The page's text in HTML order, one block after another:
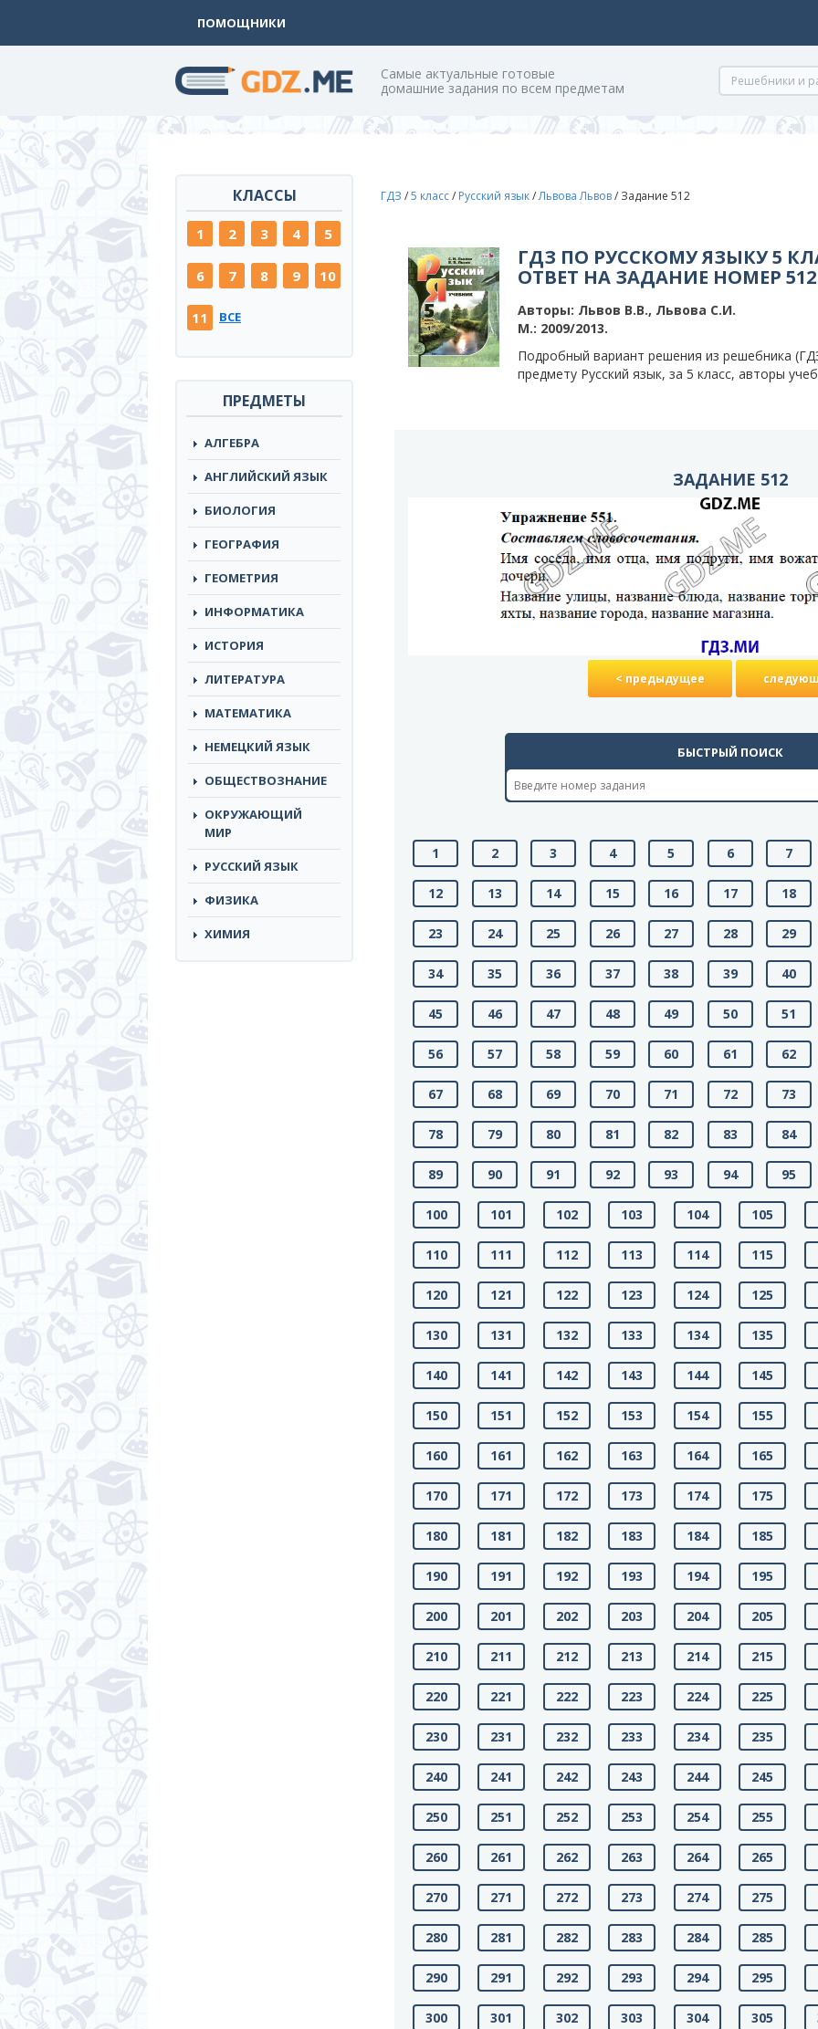
ПОМОЩНИКИ
Cамые актуальные готовые
домашние задания по всем предметам
КЛАССЫ
1 2 3 4 5
6 7 8 9 10
11 ВСЕ
ПРЕДМЕТЫ
АЛГЕБРА
АНГЛИЙСКИЙ ЯЗЫК
БИОЛОГИЯ
ГЕОГРАФИЯ
ГЕОМЕТРИЯ
ИНФОРМАТИКА
ИСТОРИЯ
ЛИТЕРАТУРА
МАТЕМАТИКА
НЕМЕЦКИЙ ЯЗЫК
ОБЩЕСТВОЗНАНИЕ
ОКРУЖАЮЩИЙ
МИР
РУССКИЙ ЯЗЫК
ФИЗИКА
ХИМИЯ
ГДЗ /5 класс/ Русский язык/Львова Львов/ Задание 512
ГДЗ ПО РУССКОМУ ЯЗЫКУ 5
ОТВЕТ НА ЗАДАНИЕ НОМЕР 512
Авторы: Львов В.В., Львова С.И.
М.: 2009/2013.
Подробный вариант решения из решебника
предмету Русский язык, за 5 класс, авторы
ЗАДАНИЕ 512
< предыдущее
БЫСТРЫЙ ПОИСК
1 2 3 4 5 6 7
12 13 14 15 16 17 18
23 24 25 26 27 28 29
34 35 36 37 38 39 40
45 46 47 48 49 50 51
56 57 58 59 60 61 62
67 68 69 70 71 72 73
78 79 80 81 82 83 84
89 90 91 92 93 94 95
100 101 102 103 104 105
110 111 112 113 114 115
120 121 122 123 124 125
130 131 132 133 134 135
140 141 142 143 144 145
150 151 152 153 154 155
160 161 162 163 164 165
170 171 172 173 174 175
180 181 182 183 184 185
190 191 192 193 194 195
200 201 202 203 204 205
210 211 212 213 214 215
220 221 222 223 224 225
230 231 232 233 234 235
240 241 242 243 244 245
250 251 252 253 254 255
260 261 262 263 264 265
270 271 272 273 274 275
280 281 282 283 284 285
290 291 292 293 294 295
300 301 302 303 304 305